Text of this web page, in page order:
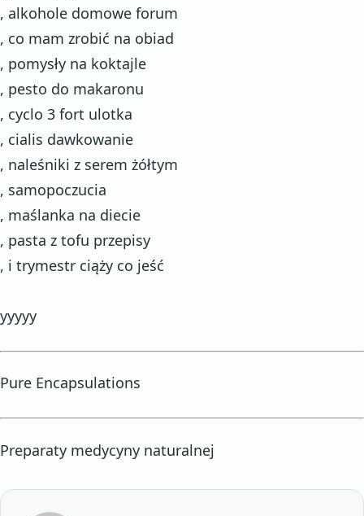
, alkohole domowe forum
, co mam zrobić na obiad
, pomysły na koktajle
, pesto do makaronu
, cyclo 3 fort ulotka
, cialis dawkowanie
, naleśniki z serem żółtym
, samopoczucia
, maślanka na diecie
, pasta z tofu przepisy
, i trymestr ciąży co jeść
yyyyy
Pure Encapsulations
Preparaty medycyny naturalnej